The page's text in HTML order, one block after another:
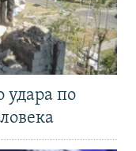
удара по